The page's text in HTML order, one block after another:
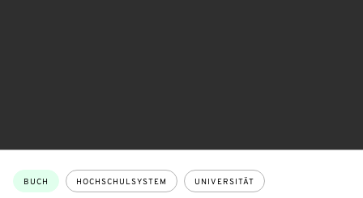
Themen:
BUCH HOCHSCHULSYSTEM UNIVERSITÄT